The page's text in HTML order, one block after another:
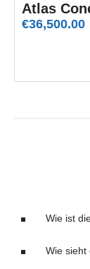
Atlas
€36,500.00
Wie ist
Wie sieht